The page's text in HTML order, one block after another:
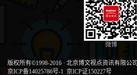
微博
版权所有©1998-2016 · 北京博文视点资讯有限公司
京ICP备14025786号-1 京ICP证150227号